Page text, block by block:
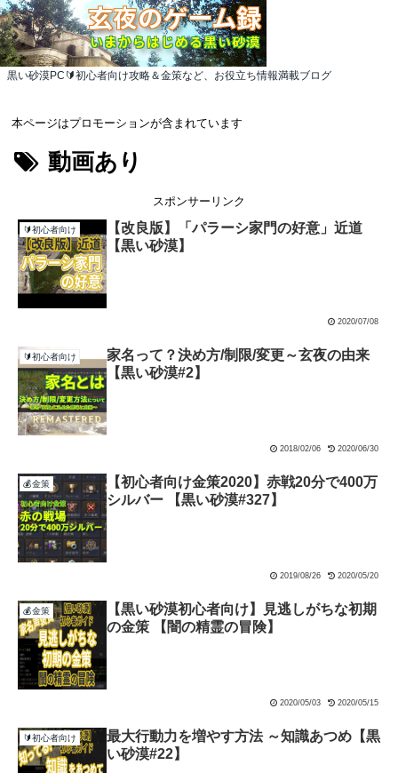
黒い砂漠PC🔰初心者向け攻略＆金策など、お役立ち情報満載ブログ
本ページはプロモーションが含まれています
動画あり
スポンサーリンク
🔰初心者向け
【改良版】「パラーシ家門の好意」近道
【黒い砂漠】
2020/07/08
🔰初心者向け
家名って？決め方/制限/変更～玄夜の由来
【黒い砂漠#2】
2018/02/06 2020/06/30
💰金策
【初心者向け金策2020】赤戦20分で400万
シルバー 【黒い砂漠#327】
2019/08/26 2020/05/20
💰金策
【黒い砂漠初心者向け】見逃しがちな初期
の金策 【闇の精霊の冒険】
2020/05/03 2020/05/15
🔰初心者向け
最大行動力を増やす方法 ～知識あつめ【黒
い砂漠#22】